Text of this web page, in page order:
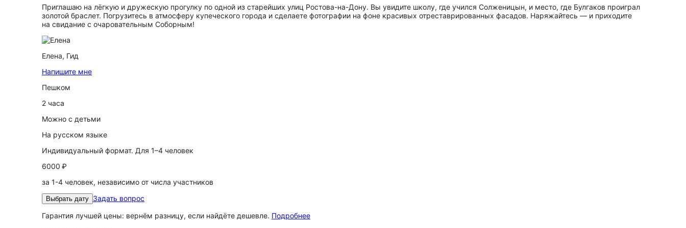
Приглашаю на лёгкую и дружескую прогулку по одной из старейших улиц Ростова-на-Дону. Вы увидите школу, где учился Солженицын, и место, где Булгаков проиграл
золотой браслет. Погрузитесь в атмосферу купеческого города и сделаете фотографии на фоне красивых отреставрированных фасадов. Наряжайтесь — и приходите
на свидание с очаровательным Соборным!
Елена, Гид
Напишите мне
Пешком
2 часа
Можно с детьми
На русском языке
Индивидуальный формат. Для 1–4 человек
6000 ₽
за 1-4 человек, независимо от числа участников
Выбрать дату Задать вопрос
Гарантия лучшей цены: вернём разницу, если найдёте дешевле. Подробнее